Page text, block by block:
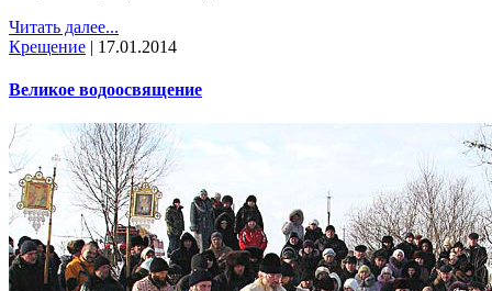
Читать далее...
Крещение | 17.01.2014
Великое водоосвящение